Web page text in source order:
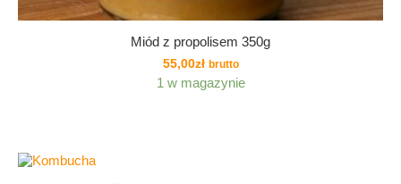
Miód z propolisem 350g
55,00zł brutto
1 w magazynie